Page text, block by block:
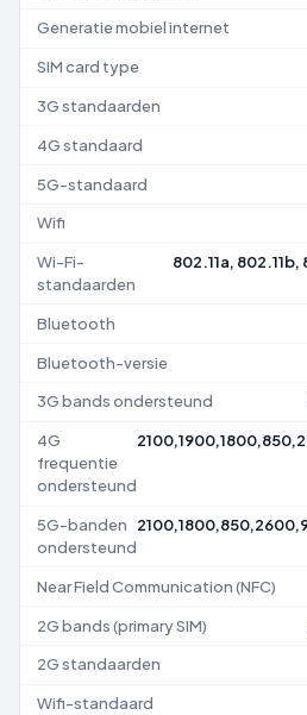
Generatie mobiel internet
SIM card type
3G standaarden
4G standaard
5G-standaard
Wifi
Wi-Fi-
standaarden
802.11a, 802.11b,
Bluetooth
Bluetooth-versie
3G bands ondersteund
4G
frequentie
ondersteund
5G-banden
ondersteund
Near Field Communication (NFC)
2G bands (primary SIM)
2G standaarden
Wifi-standaard